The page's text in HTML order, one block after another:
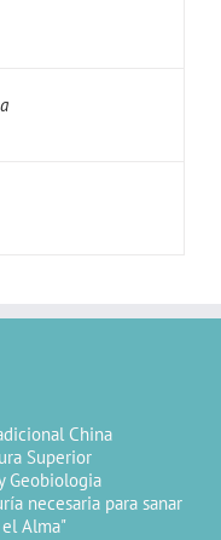
China
Superior
Geobiologia
necesaria para sanar
Alma"